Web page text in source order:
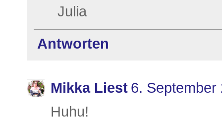
Julia
Antworten
Mikka Liest 6. September
Huhu!